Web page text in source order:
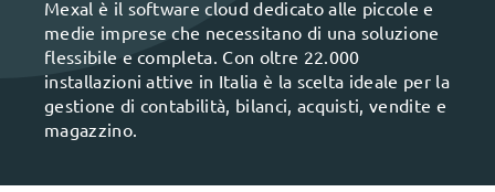
Mexal è il software cloud dedicato alle piccole e
medie imprese che necessitano di una soluzione
flessibile e completa. Con oltre 22.000
installazioni attive in Italia è la scelta ideale per la
gestione di contabilità, bilanci, acquisti, vendite e
magazzino.